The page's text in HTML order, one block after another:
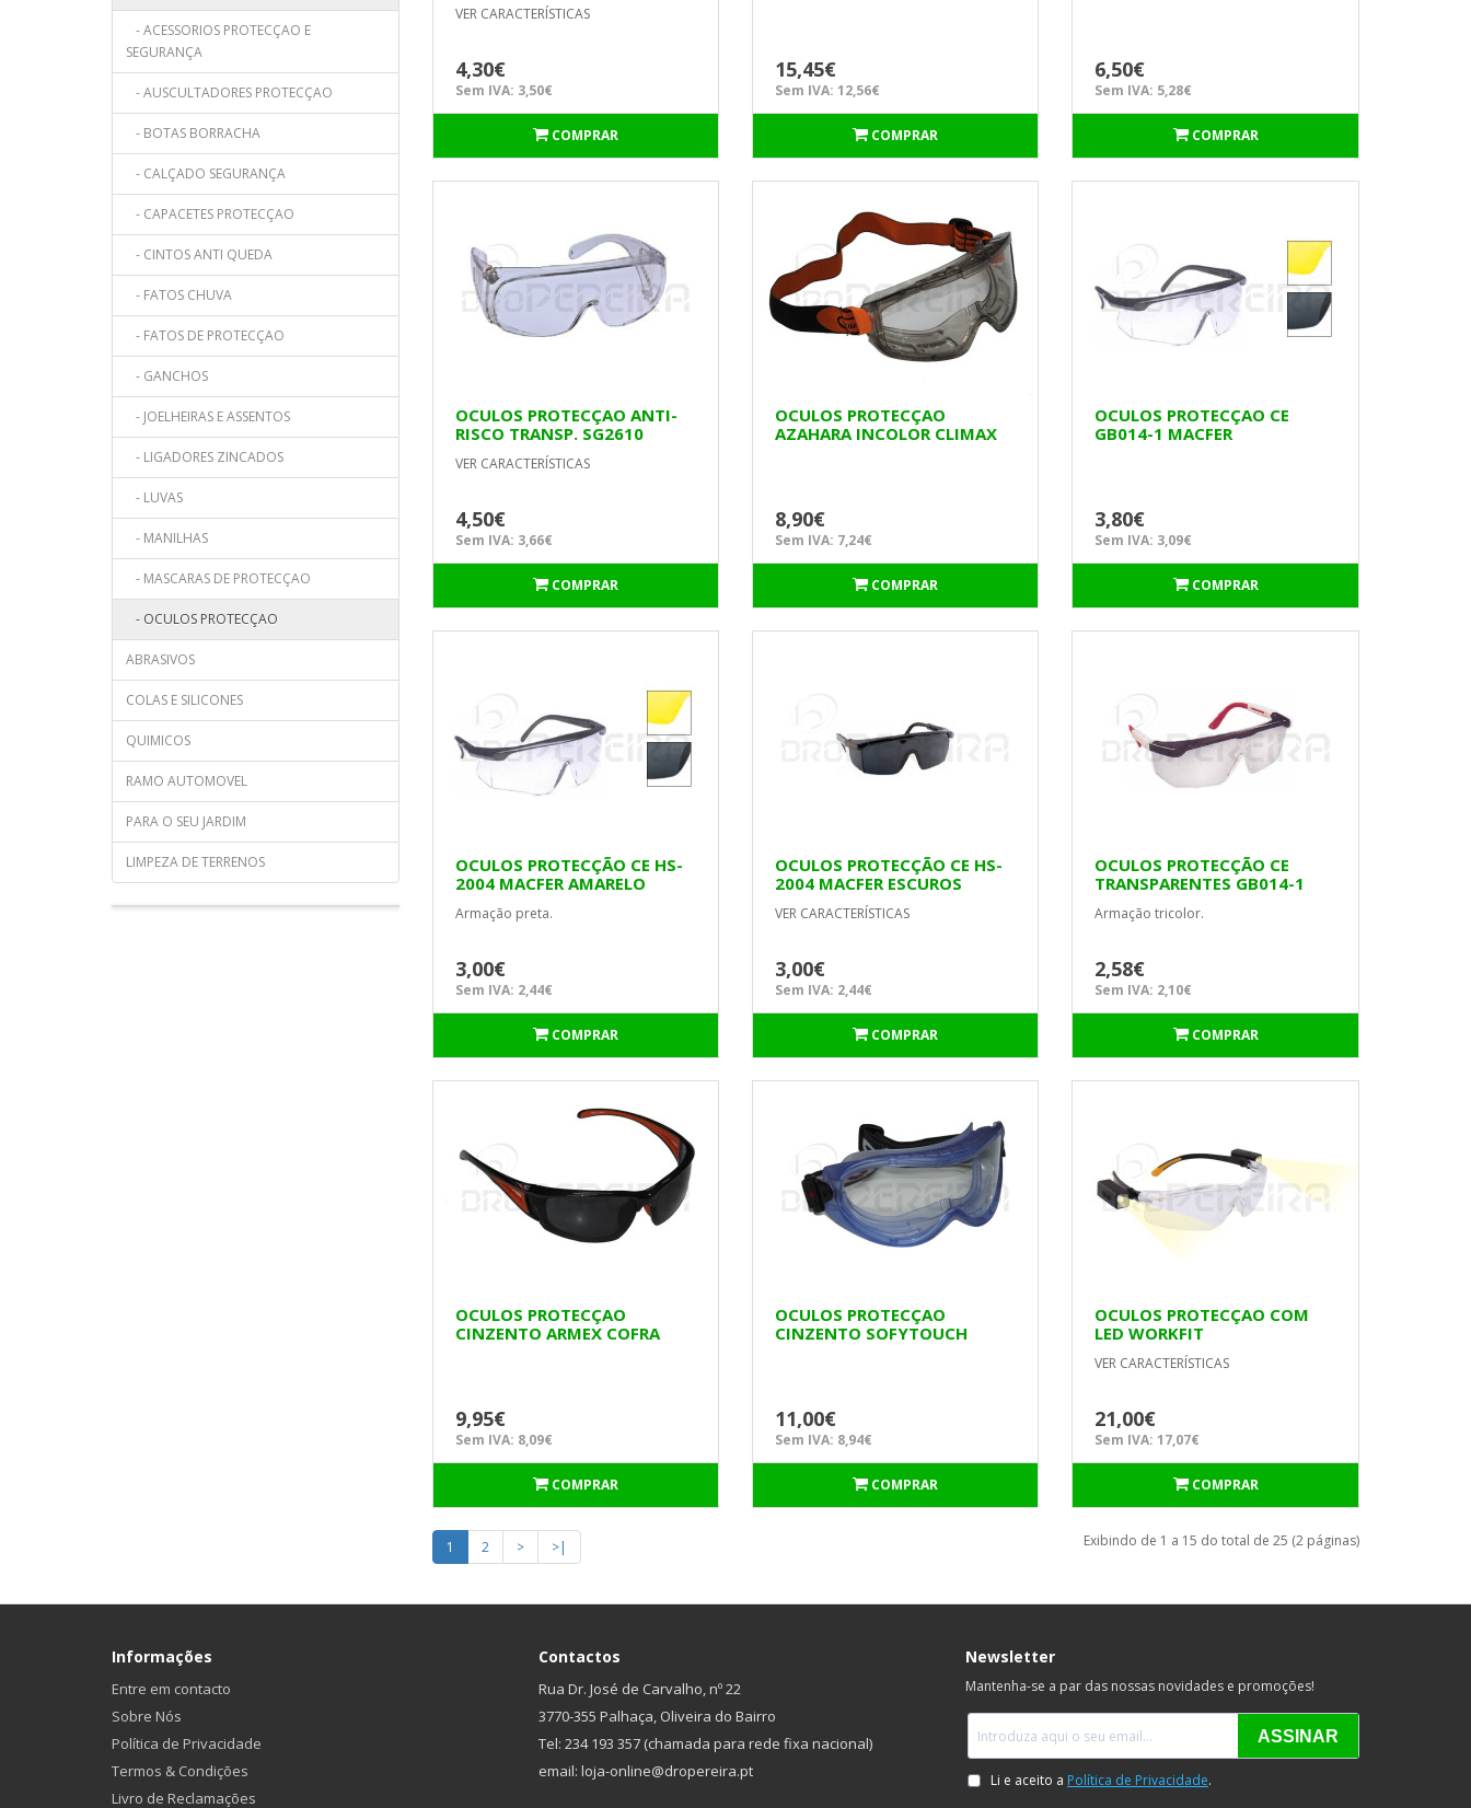
- ACESSORIOS PROTECÇAO E
SEGURANÇA
- AUSCULTADORES PROTECÇAO
- BOTAS BORRACHA
- CALÇADO SEGURANÇA
- CAPACETES PROTECÇAO
- CINTOS ANTI QUEDA
- FATOS CHUVA
- FATOS DE PROTECÇAO
- GANCHOS
- JOELHEIRAS E ASSENTOS
- LIGADORES ZINCADOS
- LUVAS
- MANILHAS
- MASCARAS DE PROTECÇAO
- OCULOS PROTECÇAO
ABRASIVOS
COLAS E SILICONES
QUIMICOS
RAMO AUTOMOVEL
PARA O SEU JARDIM
LIMPEZA DE TERRENOS
VER CARACTERÍSTICAS
4,30€
Sem IVA: 3,50€
COMPRAR
15,45€
Sem IVA: 12,56€
COMPRAR
6,50€
Sem IVA: 5,28€
COMPRAR
OCULOS PROTECÇAO ANTI-
RISCO TRANSP. SG2610
VER CARACTERÍSTICAS
4,50€
Sem IVA: 3,66€
COMPRAR
OCULOS PROTECÇAO
AZAHARA INCOLOR CLIMAX
8,90€
Sem IVA: 7,24€
COMPRAR
OCULOS PROTECÇAO CE
GB014-1 MACFER
3,80€
Sem IVA: 3,09€
COMPRAR
OCULOS PROTECÇÃO CE HS-
2004 MACFER AMARELO
Armação preta.
3,00€
Sem IVA: 2,44€
COMPRAR
OCULOS PROTECÇÃO CE HS-
2004 MACFER ESCUROS
VER CARACTERÍSTICAS
3,00€
Sem IVA: 2,44€
COMPRAR
OCULOS PROTECÇÃO CE
TRANSPARENTES GB014-1
Armação tricolor.
2,58€
Sem IVA: 2,10€
COMPRAR
OCULOS PROTECÇAO
CINZENTO ARMEX COFRA
9,95€
Sem IVA: 8,09€
COMPRAR
OCULOS PROTECÇAO
CINZENTO SOFYTOUCH
11,00€
Sem IVA: 8,94€
COMPRAR
OCULOS PROTECÇAO COM
LED WORKFIT
VER CARACTERÍSTICAS
21,00€
Sem IVA: 17,07€
COMPRAR
1 2 > >| Exibindo de 1 a 15 do total de 25 (2 páginas)
Informações
Entre em contacto
Sobre Nós
Política de Privacidade
Termos & Condições
Livro de Reclamações
Contactos
Rua Dr. José de Carvalho, nº 22
3770-355 Palhaça, Oliveira do Bairro
Tel: 234 193 357 (chamada para rede fixa nacional)
email: loja-online@dropereira.pt
Newsletter
Mantenha-se a par das nossas novidades e promoções!